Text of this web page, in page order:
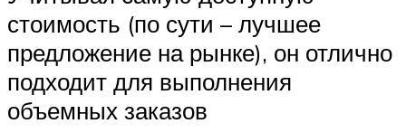
стоимость (по сути – лучшее
предложение на рынке), он отлично
подходит для выполнения
объемных заказов